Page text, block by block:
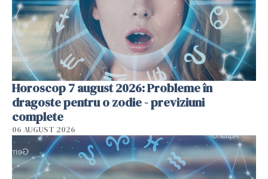
Horoscop 7 august 2026: Probleme în
dragoste pentru o zodie - previziuni
complete
06 AUGUST 2026